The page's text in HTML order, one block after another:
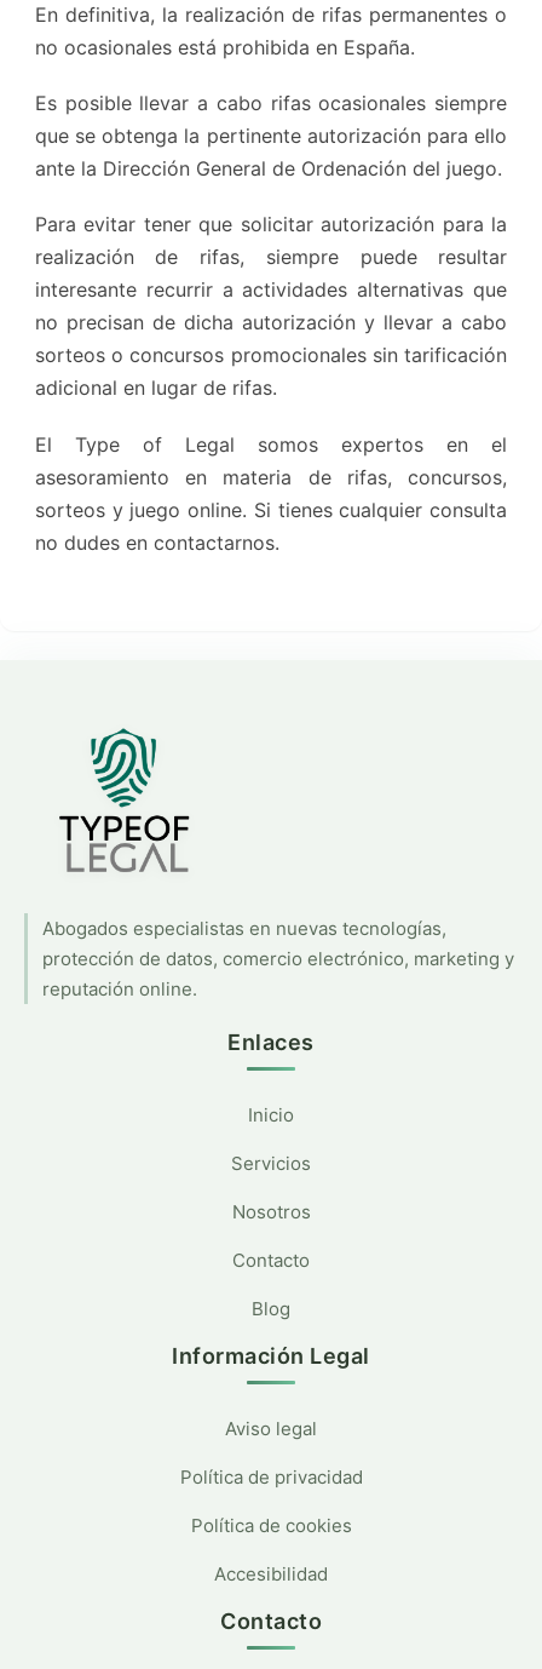
En definitiva, la realización de rifas permanentes o
no ocasionales está prohibida en España.
Es posible llevar a cabo rifas ocasionales siempre
que se obtenga la pertinente autorización para ello
ante la Dirección General de Ordenación del juego.
Para evitar tener que solicitar autorización para la
realización de rifas, siempre puede resultar
interesante recurrir a actividades alternativas que
no precisan de dicha autorización y llevar a cabo
sorteos o concursos promocionales sin tarificación
adicional en lugar de rifas.
El Type of Legal somos expertos en el
asesoramiento en materia de rifas, concursos,
sorteos y juego online. Si tienes cualquier consulta
no dudes en contactarnos.
Abogados especialistas en nuevas tecnologías,
protección de datos, comercio electrónico, marketing y
reputación online.
Enlaces
Inicio
Servicios
Nosotros
Contacto
Blog
Información Legal
Aviso legal
Política de privacidad
Política de cookies
Accesibilidad
Contacto